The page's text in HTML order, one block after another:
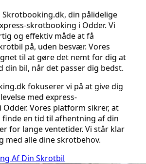
din pålidelige
skrotbooking i Odder. Vi
og effektiv måde at få
på, uden besvær. Vores
til at gøre det nemt for dig at
din bil, når det passer dig bedst.
fokuserer vi på at give dig
med express-
Vores platform sikrer, at
en tid til afhentning af din
for lange ventetider. Vi står klar
med alle dine skrotbehov.
Af Din Skrotbil